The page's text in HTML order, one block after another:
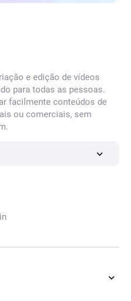
e edição de vídeos
para todas as pessoas.
facilmente conteúdos de
ou comerciais, sem